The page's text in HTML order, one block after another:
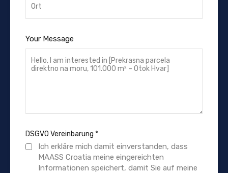
Your Message
DSGVO Vereinbarung *
Ich erkläre mich damit einverstanden, dass
MAASS Croatia meine eingereichten
Informationen speichert, damit Sie auf meine